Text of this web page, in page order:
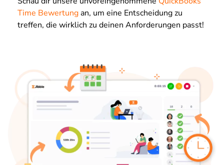
Time Bewertungan, um eine Entscheidung zu
treffen, die wirklich zu deinen Anforderungen passt!